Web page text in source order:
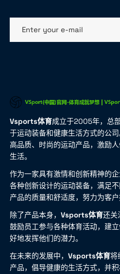
Enter your e-mail
Vsports体育成立于2005年，总
于运动装备和健康生活方式的公
高品质、时尚的运动产品，激励
生活。
作为一家具有激情和创新精神的企
各种创新设计的运动装备，满足
产品的质量和舒适度，努力为客户
除了产品本身， Vsports体育还关
鼓励员工参与各种体育活动，建
好地发挥他们的潜力。
在未来的发展中， Vsports体育将
产品，倡导健康的生活方式，并